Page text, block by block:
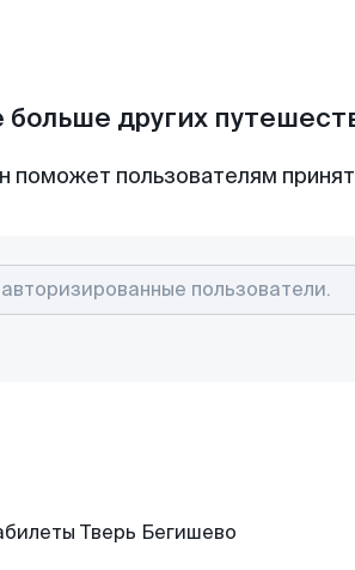
больше других
поможет пользователям